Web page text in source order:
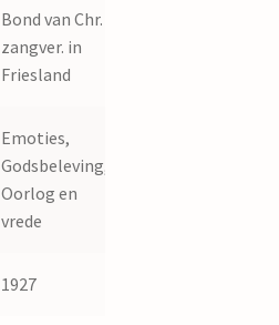
Bond van Chr.
zangver. in
Friesland
Emoties,
Godsbeleving,
Oorlog en
vrede
1927